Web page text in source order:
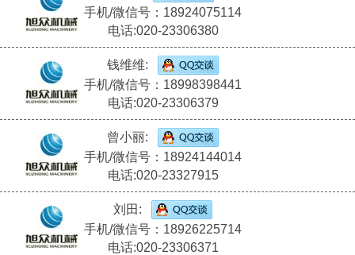
手机/微信号：18924075114
电话:020-23306380
钱维维:
手机/微信号：18998398441
电话:020-23306379
曾小丽:
手机/微信号：18924144014
电话:020-23327915
刘田:
手机/微信号：18926225714
电话:020-23306371